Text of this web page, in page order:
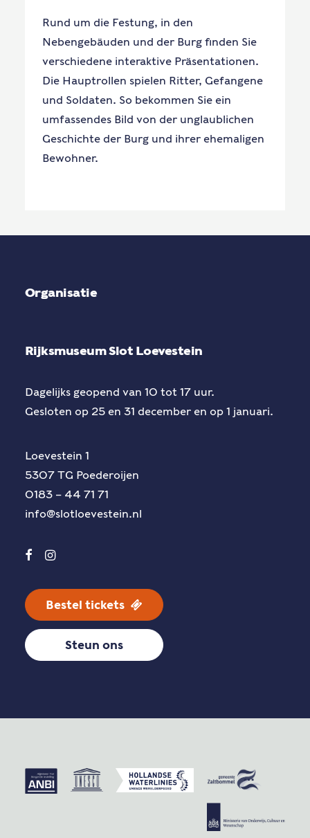
Rund um die Festung, in den
Nebengebäuden und der Burg finden Sie
verschiedene interaktive Präsentationen.
Die Hauptrollen spielen Ritter, Gefangene
und Soldaten. So bekommen Sie ein
umfassendes Bild von der unglaublichen
Geschichte der Burg und ihrer ehemaligen
Bewohner.
Organisatie
Rijksmuseum Slot Loevestein
Dagelijks geopend van 10 tot 17 uur.
Gesloten op 25 en 31 december en op 1 januari.
Loevestein 1
5307 TG Poederoijen
0183 – 44 71 71
info@slotloevestein.nl
Bestel tickets
Steun ons